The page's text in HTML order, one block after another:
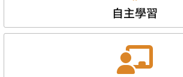
自主學習